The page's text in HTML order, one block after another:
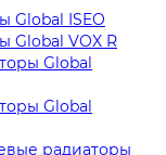
Global ISEO
Global VOX R
Global
Global
радиаторы